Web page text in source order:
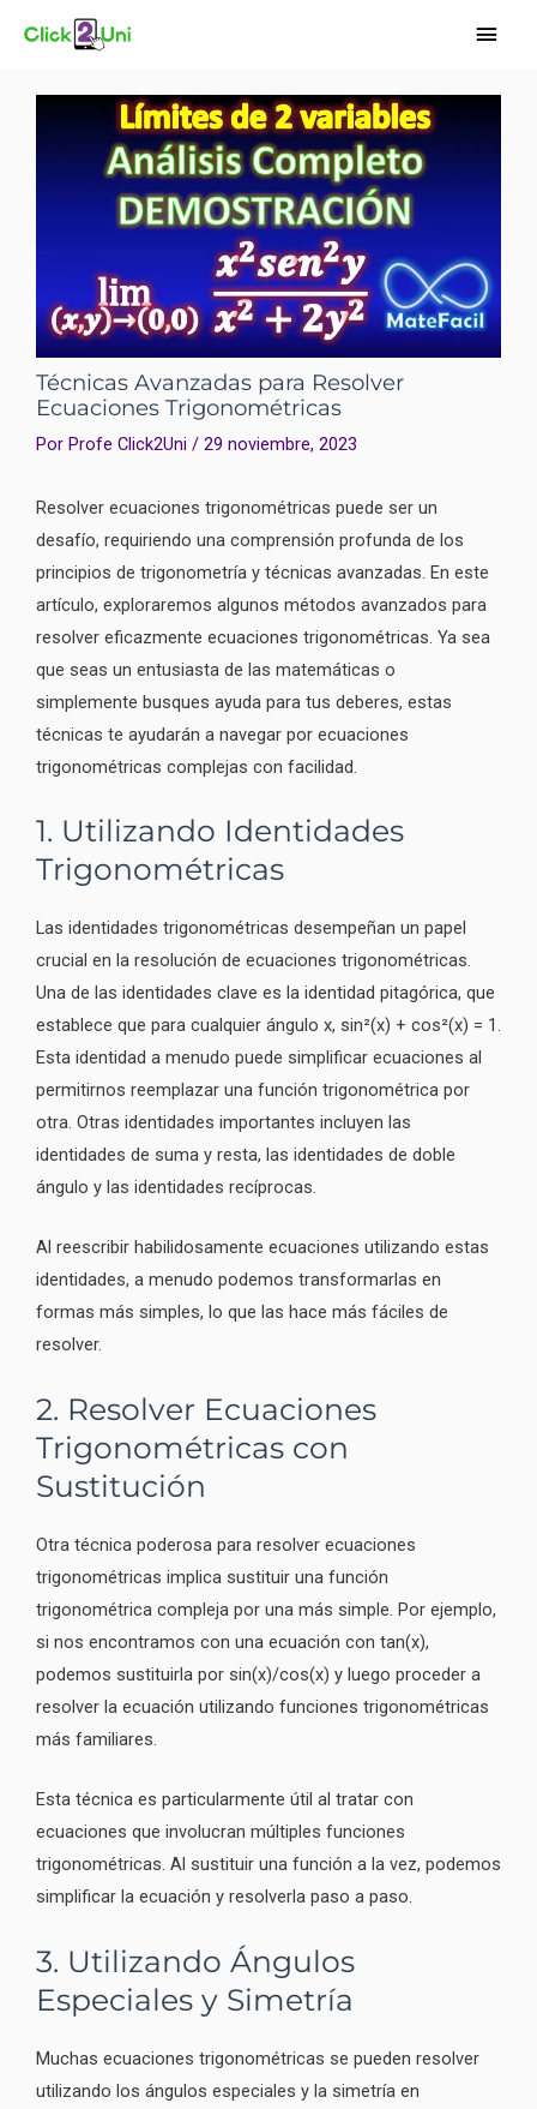
Técnicas Avanzadas para Resolver
Ecuaciones Trigonométricas
Por Profe Click2Uni / 29 noviembre, 2023
Resolver ecuaciones trigonométricas puede ser un
desafío, requiriendo una comprensión profunda de los
principios de trigonometría y técnicas avanzadas. En este
artículo, exploraremos algunos métodos avanzados para
resolver eficazmente ecuaciones trigonométricas. Ya sea
que seas un entusiasta de las matemáticas o
simplemente busques ayuda para tus deberes, estas
técnicas te ayudarán a navegar por ecuaciones
trigonométricas complejas con facilidad.
1. Utilizando Identidades
Trigonométricas
Las identidades trigonométricas desempeñan un papel
crucial en la resolución de ecuaciones trigonométricas.
Una de las identidades clave es la identidad pitagórica, que
establece que para cualquier ángulo x, sin²(x) + cos²(x) = 1.
Esta identidad a menudo puede simplificar ecuaciones al
permitirnos reemplazar una función trigonométrica por
otra. Otras identidades importantes incluyen las
identidades de suma y resta, las identidades de doble
ángulo y las identidades recíprocas.
Al reescribir habilidosamente ecuaciones utilizando estas
identidades, a menudo podemos transformarlas en
formas más simples, lo que las hace más fáciles de
resolver.
2. Resolver Ecuaciones
Trigonométricas con
Sustitución
Otra técnica poderosa para resolver ecuaciones
trigonométricas implica sustituir una función
trigonométrica compleja por una más simple. Por ejemplo,
si nos encontramos con una ecuación con tan(x),
podemos sustituirla por sin(x)/cos(x) y luego proceder a
resolver la ecuación utilizando funciones trigonométricas
más familiares.
Esta técnica es particularmente útil al tratar con
ecuaciones que involucran múltiples funciones
trigonométricas. Al sustituir una función a la vez, podemos
simplificar la ecuación y resolverla paso a paso.
3. Utilizando Ángulos
Especiales y Simetría
Muchas ecuaciones trigonométricas se pueden resolver
utilizando los ángulos especiales y la simetría en